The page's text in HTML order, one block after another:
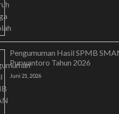
Pengumuman Hasil SPMB
Purwantoro Tahun 2026
Juni 21, 2026